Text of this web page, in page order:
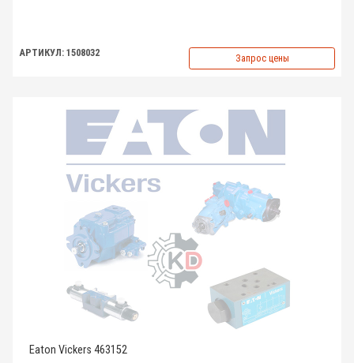
АРТИКУЛ: 1508032 Запрос цены
Eaton Vickers 463152